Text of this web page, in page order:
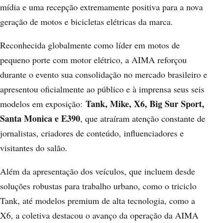
mídia e uma recepção extremamente positiva para a nova
geração de motos e bicicletas elétricas da marca.
Reconhecida globalmente como líder em motos de
pequeno porte com motor elétrico, a AIMA reforçou
durante o evento sua consolidação no mercado brasileiro e
apresentou oficialmente ao público e à imprensa seus seis
modelos em exposição: Tank, Mike, X6, Big Sur Sport,
Santa Monica e E390, que atraíram atenção constante de
jornalistas, criadores de conteúdo, influenciadores e
visitantes do salão.
Além da apresentação dos veículos, que incluem desde
soluções robustas para trabalho urbano, como o triciclo
Tank, até modelos premium de alta tecnologia, como a
X6, a coletiva destacou o avanço da operação da AIMA